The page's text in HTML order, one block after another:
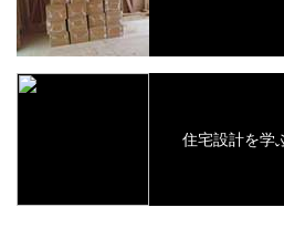
住宅設計を学